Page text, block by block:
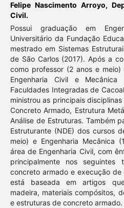
Felipe Nascimento Arroyo,
Civil.
Possui graduação em
Universitário da Fundação
mestrado em Sistemas
de São Carlos (2017). Após a
como professor (2 anos e
Engenharia Civil e
Faculdades Integradas de
ministrou as principais
Concreto Armado, Estrutura
Análise de Estruturas. Também
Estruturante (NDE) dos cursos
meio) e Engenharia Mecânica
área de Engenharia Civil, com
principalmente nos seguintes
concreto armado e execução
está baseada em artigos
madeira, materiais compósitos,
e estruturas de concreto armado.